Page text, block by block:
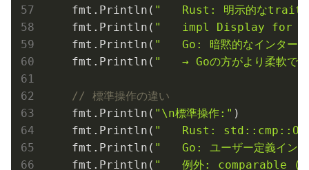
    fmt.Println(
"   Rust: 明示的なtrait実
    fmt.Println(
"   impl Display for
    fmt.Println(
"   Go: 暗黙的なインターフ
    fmt.Println(
"   → Goの方がより柔軟で
// 標準操作の違い
    fmt.Println(
"\n標準操作:" )
    fmt.Println(
"   Rust:
    fmt.Println(
"   Go: ユーザー定義インタ
    fmt.Println(
"   例外: comparable (言